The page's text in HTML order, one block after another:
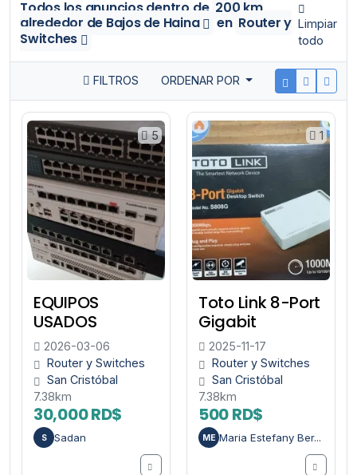
Todos los anunciosdentro de 200 km
alrededor de Bajos de Haina
en Router y
Switches
Limpiar
todo
FILTROS ORDENAR POR
5
EQUIPOS
USADOS
2026-03-06
Router y Switches
San Cristóbal
7.38km
30,000 RD$
S Sadan
1
Toto Link 8-Port
Gigabit
2025-11-17
Router y Switches
San Cristóbal
7.38km
500 RD$
ME Maria Estefany Ber...